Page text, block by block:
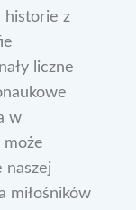
historie z
liczne
w
może
naszej
miłośników